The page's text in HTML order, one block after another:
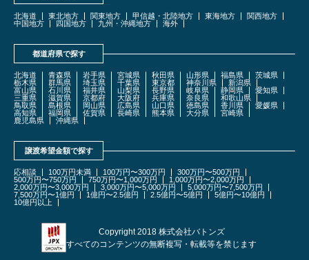
北海道 東北地方 関東地方 甲信越・北陸地方 東海地方
関西地方
中国地方
四国地方 九州・沖縄地方 海外
都道府県で探す
北海道 青森県 岩手県 宮城県 秋田県 山形県 福島県
茨城県
栃木県
群馬県 埼玉県 千葉県 東京都 神奈川県
新潟県
富山県
石川県 福井県 山梨県 長野県 岐阜県 静岡県
愛知県
三重県
滋賀県 京都府 大阪府 兵庫県 奈良県
和歌山県
鳥取県
島根県 岡山県 広島県 山口県 徳島県 香川県
愛媛県
高知県
福岡県 佐賀県 長崎県 熊本県 大分県
宮崎県
鹿児島県
沖縄県
譲渡希望金額で探す
応相談 100万円未満 100万円〜300万円
300万円〜500万円
500万円〜750万円
750万円〜1,000万円
1,000万円〜2,000万円
2,000万円〜3,000万円
3,000万円〜5,000万円
5,000万円〜7,500万円
7,500万円〜1億円
1億円〜2.5億円 2.5億円〜5億円
5億円〜10億円
10億円以上
Copyright 2018 株式会社バトンズ
すべてのコンテンツの無断複写・転載等を禁じます